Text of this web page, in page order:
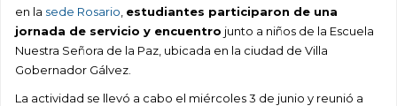
en la sede Rosario estudiantes participaron de una
jornada de servicio y encuentro junto a niños de la Escuela
Nuestra Señora de la Paz, ubicada en la ciudad de Villa
Gobernador Gálvez.
La actividad se llevó a cabo el miércoles 3 de junio y reunió a